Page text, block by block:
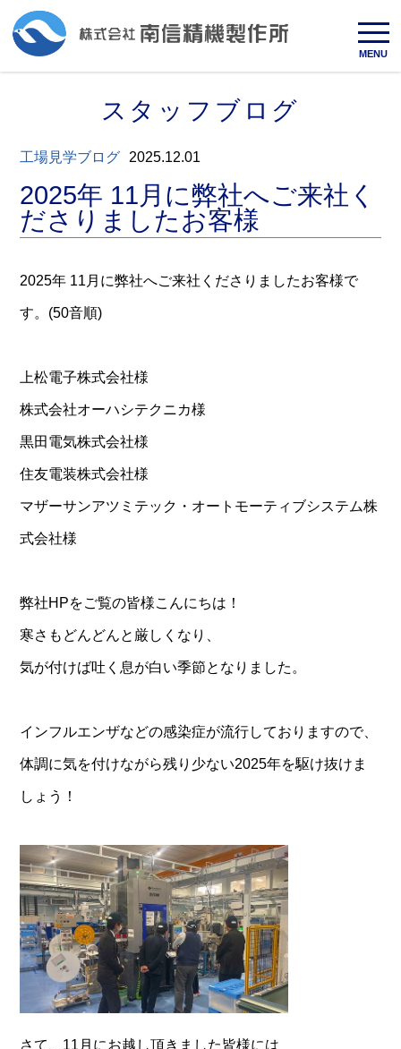
MENU
スタッフブログ
工場見学ブログ 2025.12.01
2025年 11月に弊社へご来社く
ださりましたお客様
2025年 11月に弊社へご来社くださりましたお客様で
す。(50音順)
上松電子株式会社様
株式会社オーハシテクニカ様
黒田電気株式会社様
住友電装株式会社様
マザーサンアツミテック・オートモーティブシステム株
式会社様
弊社HPをご覧の皆様こんにちは！
寒さもどんどんと厳しくなり、
気が付けば吐く息が白い季節となりました。
インフルエンザなどの感染症が流行しておりますので、
体調に気を付けながら残り少ない2025年を駆け抜けま
しょう！
さて、11月にお越し頂きました皆様には